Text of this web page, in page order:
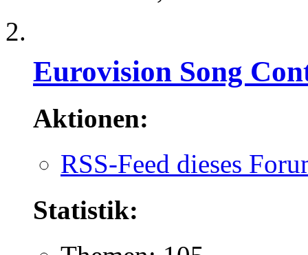
Eurovision Song
Aktionen:
RSS-Feed dieses
Statistik: